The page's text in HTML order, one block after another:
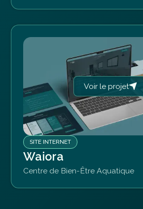
Voir le projet
SITE INTERNET
Waiora
Centre de Bien-Être Aquatique